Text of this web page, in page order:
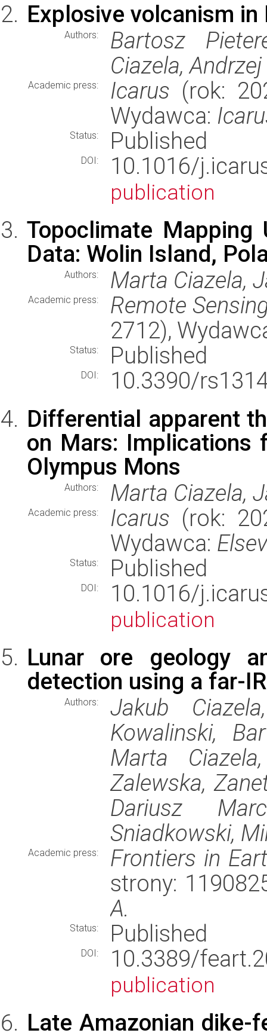
Explosive volcanism
Authors:
Bartosz
Ciazela,
Academic press: Icarus (rok:
Wydawca:
Status: Published
DOI: 10.1016/
publication
Topoclimate Mapping
Data: Wolin Island,
Authors: Marta Ciazela,
Academic press:
Remote
2712),
Status: Published
DOI:
10.3390/
Differential apparent
on Mars: Implications
Olympus Mons
Authors: Marta Ciazela,
Academic press: Icarus (rok:
Wydawca:
Status: Published
DOI: 10.1016/
publication
Lunar ore geology
detection using a far-
Authors:
Jakub
Kowalinski,
Marta
Zalewska,
Dariusz
Sniadkowski,
Academic press:
Frontiers in
strony:
A.
Status: Published
DOI: 10.3389/
publication
Late Amazonian dike-